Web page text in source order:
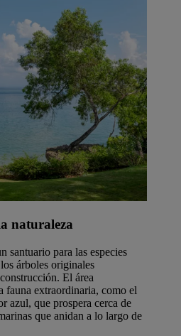
naturaleza
santuario para las especies
árboles originales
El área
fauna extraordinaria, como el
azul, que prospera cerca de
que anidan a lo largo de